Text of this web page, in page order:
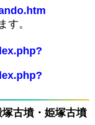
す。
古墳・姫塚古墳